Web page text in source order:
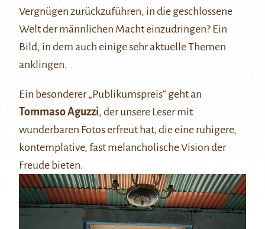
Vergnügen zurückzuführen, in die geschlossene
Welt der männlichen Macht einzudringen? Ein
Bild, in dem auch einige sehr aktuelle Themen
anklingen.
Ein besonderer „Publikumspreis“ geht an
Tommaso Aguzzi, der unsere Leser mit
wunderbaren Fotos erfreut hat, die eine ruhigere,
kontemplative, fast melancholische Vision der
Freude bieten.